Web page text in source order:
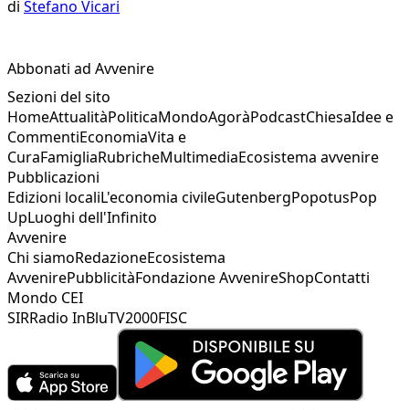
di Stefano Vicari
Abbonati ad Avvenire
Sezioni del sito
HomeAttualitàPoliticaMondoAgoràPodcastChiesaIdee e
CommentiEconomiaVita e
CuraFamigliaRubricheMultimediaEcosistema avvenire
Pubblicazioni
Edizioni localiL'economia civileGutenbergPopotusPop
UpLuoghi dell'Infinito
Avvenire
Chi siamoRedazioneEcosistema
AvvenirePubblicitàFondazione AvvenireShopContatti
Mondo CEI
SIRRadio InBluTV2000FISC